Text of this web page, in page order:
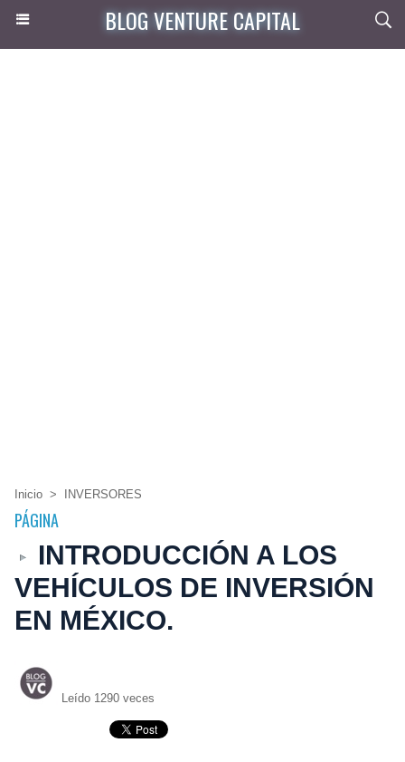
BLOG VENTURE CAPITAL
Inicio > INVERSORES
PÁGINA
INTRODUCCIÓN A LOS
VEHÍCULOS DE INVERSIÓN
EN MÉXICO.
Leído 1290 veces